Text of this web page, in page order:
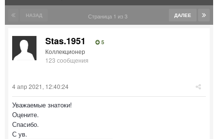
НАЗАД ДАЛЕЕ
Страница 1 из 3
Stas.1951 5
Коллекционер
123 сообщения
4 апр 2021, 12:40:24
Уважаемые знатоки!
Оцените.
Спасибо.
С ув.